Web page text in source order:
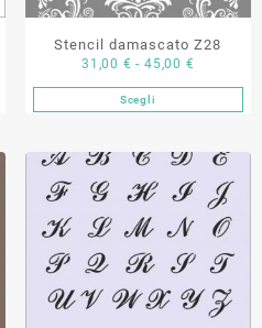
del
prodotto
Stencil damascato Z28
31,00 € - 45,00 €
di
prezzo:
31,00 €
a
45,00 €
ScegliQuesto
ha
varianti.
Le
possono
essere
scelte